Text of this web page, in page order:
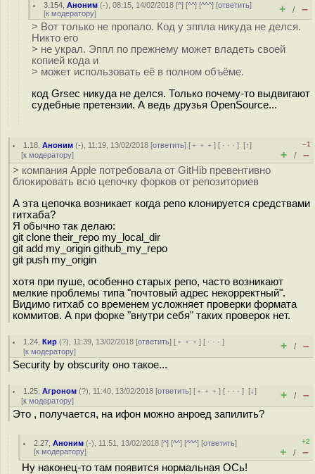
3.154 ,Аноним (-), 08:15, 14/02/2018 [^] [^^] [^^^] [ответить]
[к модератору] + / –
> Вот только не пропало. Код у эппла никуда не делся.
Никто его
> не украл. Эппл по прежнему может владеть своей
копией кода и
> может использовать её в полном объёме.
код Grsec никуда не делся. Только почему-то выдвигают
судебные претензии. А ведь друзья OpenSource...
1.18 ,Аноним (-), 11:19, 13/02/2018 [ответить] [ ﹢﹢﹢] [ · · ·][↑]
[к модератору]
–1
+ / –
> компания Apple потребовала от GitHib превентивно
блокировать всю цепочку форков от репозиториев
А эта цепочка возникает когда репо клонируется средствами
гитхаба?
Я обычно так делаю:
git clone their_repo my_local_dir
git add my_origin github_my_repo
git push my_origin
хотя при пуше, особенно старых репо, часто возникают
мелкие проблемы типа "почтовый адрес некорректный".
Видимо гитхаб со временем усложняет проверки формата
коммитов. А при форке "внутри себя" таких проверок нет.
1.24 ,Кир (?), 11:39, 13/02/2018 [ответить] [ ﹢﹢﹢] [ · · ·]
[к модератору] + / –
Security by obscurity оно такое...
1.25 ,Агроном (?), 11:40, 13/02/2018 [ответить] [ ﹢﹢﹢] [ · · ·][↓]
[к модератору] + / –
Это , получается, на ифон можно анроед запилить?
2.27 ,Аноним (-), 11:51, 13/02/2018 [^] [^^] [^^^] [ответить]
[к модератору]
+2
+ / –
Ну наконец-то там появится нормальная ОСь!